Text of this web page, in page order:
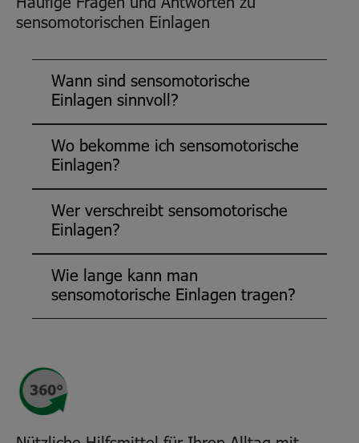
sensomotorischen Einlagen
Wann sind sensomotorische
Einlagen sinnvoll?
Wo bekomme ich sensomotorische
Einlagen?
Wer verschreibt sensomotorische
Einlagen?
Wie lange kann man
sensomotorische Einlagen tragen?